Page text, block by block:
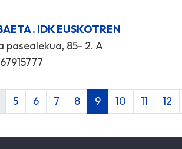
. IDK EUSKOTREN
pasealekua, 85- 2. A
5 6 7 8 9 10 11 12